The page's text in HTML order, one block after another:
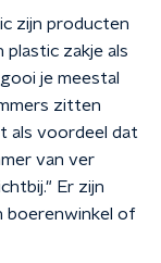
zijn producten
plastic zakje als
je meestal
zitten
als voordeel dat
van ver
Er zijn
boerenwinkel of